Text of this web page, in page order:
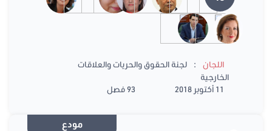
اللجان :
لجنة الحقوق والحريات والعلاقات
الخارجية
11 أكتوبر 2018
93 فصل
مودع